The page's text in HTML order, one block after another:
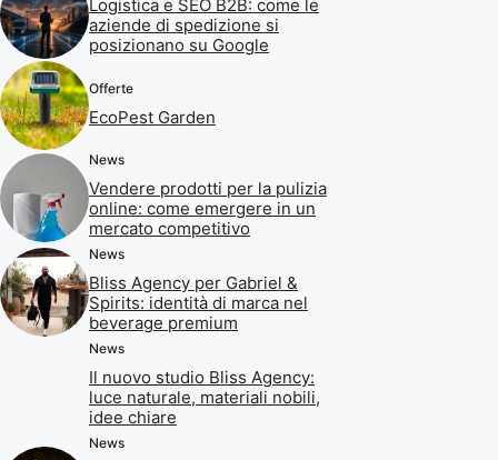
Logistica e SEO B2B: come le
aziende di spedizione si
posizionano su Google
Offerte
EcoPest Garden
News
Vendere prodotti per la pulizia
online: come emergere in un
mercato competitivo
News
Bliss Agency per Gabriel &
Spirits: identità di marca nel
beverage premium
News
Il nuovo studio Bliss Agency:
luce naturale, materiali nobili,
idee chiare
News